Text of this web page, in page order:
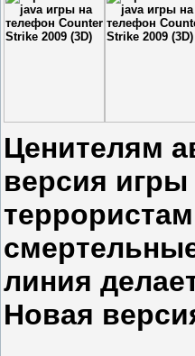
Ценителям
версия
линия
Новая